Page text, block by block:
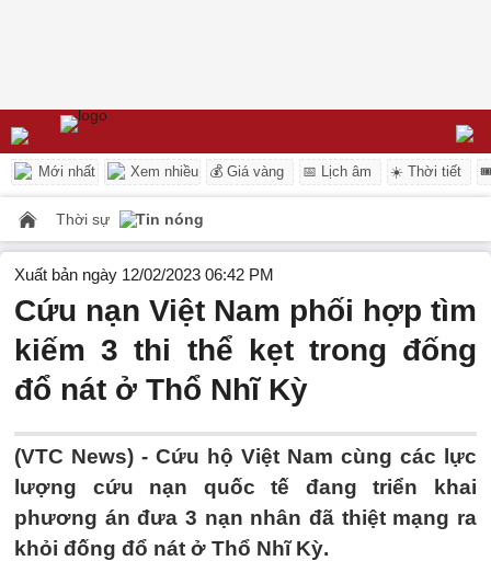
Mới nhất Xem nhiều 💰 Giá vàng 📅 Lịch âm ☀️ Thời tiết
Thời sự Tin nóng
Xuất bản ngày 12/02/2023 06:42 PM
Cứu nạn Việt Nam phối hợp tìm
kiếm 3 thi thể kẹt trong đống
đổ nát ở Thổ Nhĩ Kỳ
(VTC News) - Cứu hộ Việt Nam cùng các lực
lượng cứu nạn quốc tế đang triển khai
phương án đưa 3 nạn nhân đã thiệt mạng ra
khỏi đống đổ nát ở Thổ Nhĩ Kỳ.